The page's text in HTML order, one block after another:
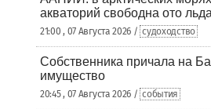
акваторий свободна ото льда
21:00 , 07 Августа 2026 / судоходство
Собственника причала на
имущество
20:45 , 07 Августа 2026 / события